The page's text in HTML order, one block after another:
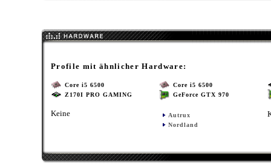
Profile mit ähnlicher Hardware:
Core i5 6500
Z170I PRO GAMING
Keine
Core i5 6500
GeForce GTX 970
Autrux
Nordland